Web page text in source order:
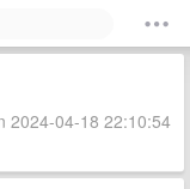
2024-04-18 22:10:54